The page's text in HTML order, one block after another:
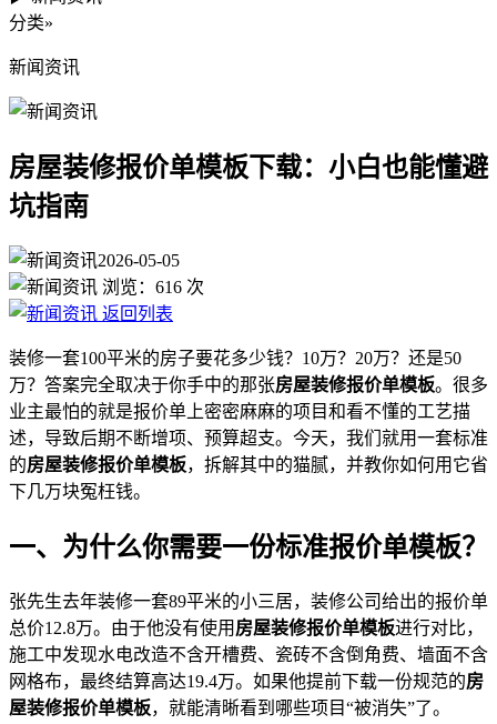
房屋装修报价单模板下载：小
分类»
新闻资讯
房屋装修报价单模板下载：小白也能懂避
坑指南
2026-05-05
浏览： 616 次
返回列表
装修一套100平米的房子要花多少钱？10万？20万？还是50
万？答案完全取决于你手中的那张房屋装修报价单模板。很多
业主最怕的就是报价单上密密麻麻的项目和看不懂的工艺描
述，导致后期不断增项、预算超支。今天，我们就用一套标准
的房屋装修报价单模板，拆解其中的猫腻，并教你如何用它省
下几万块冤枉钱。
一、为什么你需要一份标准报价单模板？
张先生去年装修一套89平米的小三居，装修公司给出的报价单
总价12.8万。由于他没有使用 房屋装修报价单模板进行对比，
施工中发现水电改造不含开槽费、瓷砖不含倒角费、墙面不含
网格布，最终结算高达19.4万。如果他提前下载一份规范的房
屋装修报价单模板，就能清晰看到哪些项目“被消失”了。